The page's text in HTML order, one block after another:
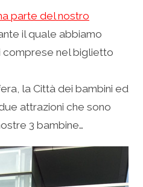
parte del nostro
il quale abbiamo
nel biglietto
la Città dei bambini ed
attrazioni che sono
3 bambine…